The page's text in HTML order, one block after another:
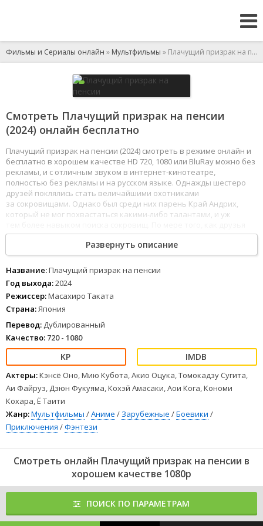
Фильмы и Сериалы онлайн » Мультфильмы » Плачущий призрак на пенсии
Смотреть Плачущий призрак на пенсии
(2024) онлайн бесплатно
Плачущий призрак на пенсии (2024) смотреть в режиме онлайн и
бесплатно в хорошем качестве HD 720, 1080 или BluRay можно без
рекламы, и с отличным звуком в интернет-кинотеатре,
полностью без рекламы и на русском языке. Однажды шестеро
друзей поклялись стать величайшими охотниками
за сокровищами. Однако был среди них парень Край Андрих,
который не мог похвастаться какими-либо талантами, и уж
Края становились всё круче и злее, рос и его страх за свою жизнь.
В итоге Андрих принимает решение уйти на пенсию, овладев
навыками попрошайничества и мольбы.
1 234 5 6 78
Развернуть описание
Название:Плачущий призрак на пенсии
Год выхода:2024
Режиссер:Масахиро Таката
Страна:Япония
Перевод: Дублированный
Качество: 720 - 1080
Актеры:Кэнсё Оно, Мию Кубота, Акио Оцука, Томокадзу Сугита,
Аи Файруз, Дзюн Фукуяма, Кохэй Амасаки, Аои Кога, Кономи
Кохара, Ё Таити
Жанр:Мультфильмы /Аниме / Зарубежные /Боевики /
Приключения /Фэнтези
Смотреть онлайн Плачущий призрак на пенсии в
хорошем качестве 1080p
ПОИСК ПО ПАРАМЕТРАМ